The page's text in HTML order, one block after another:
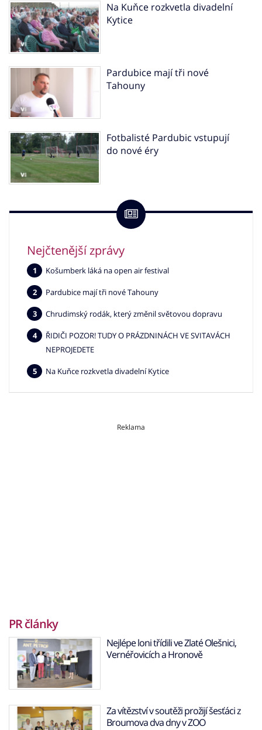
Na Kuňce rozkvetla divadelní
Kytice
Pardubice mají tři nové
Tahouny
Fotbalisté Pardubic vstupují
do nové éry
Nejčtenější zprávy
Košumberk láká na open air festival
Pardubice mají tři nové Tahouny
Chrudimský rodák, který změnil světovou dopravu
ŘIDIČI POZOR! TUDY O PRÁZDNINÁCH VE SVITAVÁCH
NEPROJEDETE
Na Kuňce rozkvetla divadelní Kytice
Reklama
PR články
Nejlépe loni třídili ve Zlaté Olešnici,
Vernéřovicích a Hronově
Za vítězství v soutěži prožijí šesťáci z
Broumova dva dny v ZOO